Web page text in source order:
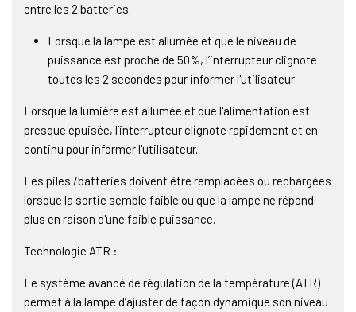
entre les 2 batteries.
Lorsque la lampe est allumée et que le niveau de
puissance est proche de 50%, l’interrupteur clignote
toutes les 2 secondes pour informer l'utilisateur
Lorsque la lumière est allumée et que l'alimentation est
presque épuisée, l’interrupteur clignote rapidement et en
continu pour informer l'utilisateur.
Les piles /batteries doivent être remplacées ou rechargées
lorsque la sortie semble faible ou que la lampe ne répond
plus en raison d'une faible puissance.
Technologie ATR :
Le système avancé de régulation de la température (ATR)
permet à la lampe d’ajuster de façon dynamique son niveau